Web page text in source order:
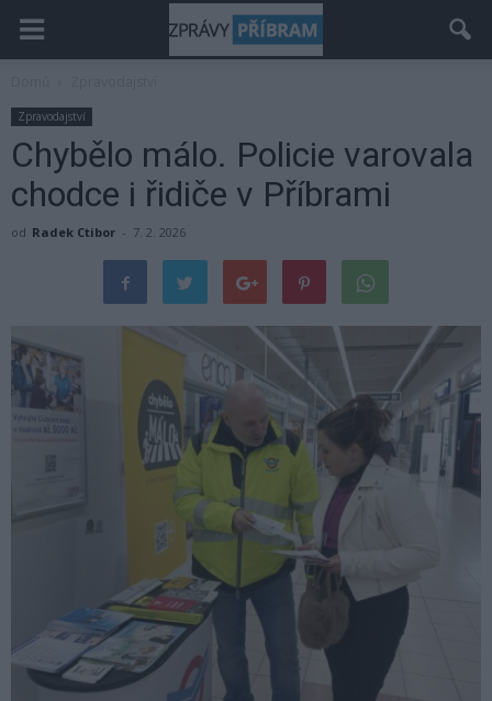
Zpravodajství
Chybělo málo. Policie varovala
chodce i řidiče v Příbrami
od Radek Ctibor - 7. 2. 2026